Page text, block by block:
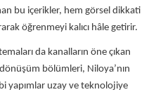
bu içerikler, hem görsel dikkati
öğrenmeyi kalıcı hâle getirir.
da kanalların öne çıkan
dönüşüm bölümleri, Niloya’nın
yapımlar uzay ve teknolojiye